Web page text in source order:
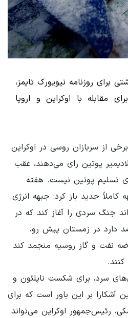
برای روزنامه نیویورک تایمز،
مقابله با اوکراین و اروپا
از سربازان روسی در اوکراین
پوتین رای می‌دهند، عقب
تسلیم پوتین نیست. هفته
کاملاً جدید باز کرد: جبهه انرژی.
جنگ سردی را آغاز کند که در
دارد در زمستان پیش رو،
نفت و گاز روسیه منجمد کند
کنند.
سرد، برای شکست ناپلئون و
آشکارا بر این باور است که برای
رئیس‌جمهور اوکراین می‌تواند